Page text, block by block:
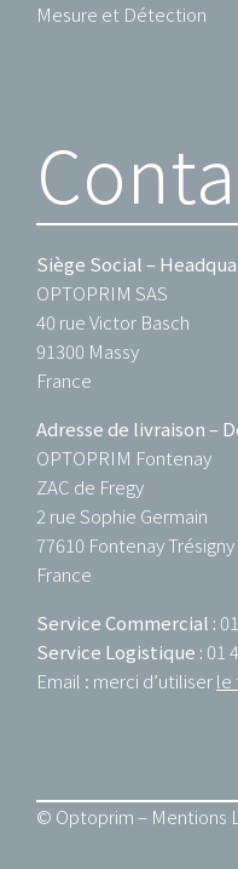
Mesure et Détection
Siège Social –
OPTOPRIM SAS
40 rue Victor Basch
91300 Massy
France
Adresse de livraison –
OPTOPRIM Fontenay
ZAC de Fregy
2 rue Sophie Germain
77610 Fontenay Trésigny
France
Service Commercial :
Service Logistique : 01
Email : merci d’utiliserle
© Optoprim – Mentions